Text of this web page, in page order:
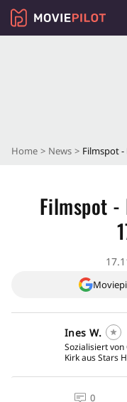
Home News
Filmspot -
Ines W.
Sozialisiert von
Kirk aus Stars
0